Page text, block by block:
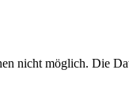
nicht möglich. Die